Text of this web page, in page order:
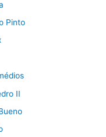
Pinto
II